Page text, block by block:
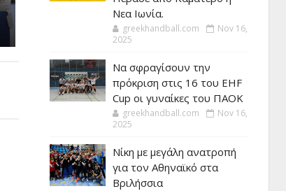
Νεα Ιωνία.
greekhandball.com
Nov 16,
2025
Να σφραγίσουν την
πρόκριση στις 16 του EHF
Cup οι γυναίκες του ΠΑΟΚ
greekhandball.com
Nov 16,
2025
Νίκη με μεγάλη ανατροπή
για τον Αθηναϊκό στα
Βριλήσσια